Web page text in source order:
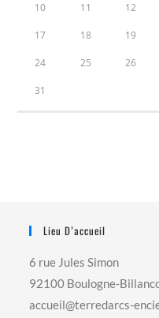
10 11 12
17 18 19
24 25 26
31
Lieu D’accueil
6 rue Jules Simon
92100 Boulogne-
accueil@terredarcs-